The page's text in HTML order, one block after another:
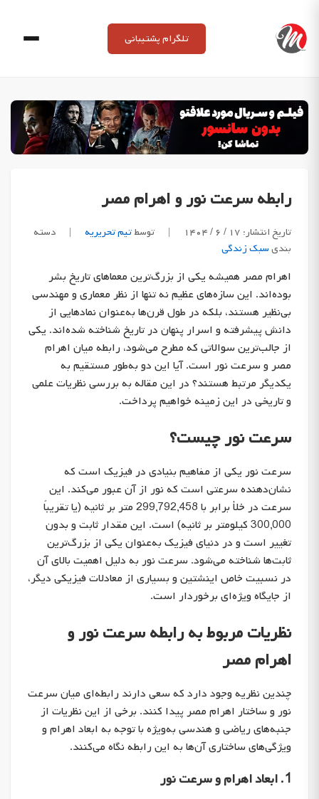
content
تلگرام پشتیبانی
رابطه سرعت نور و اهرام مصر
تاریخ انتشار: ۱۷ / ۶ / ۱۴۰۴ | توسطتیم تحریریه |
دسته
بندیسبک زندگی
اهرام مصر همیشه یکی از بزرگ‌ترین معماهای تاریخ بشر
بوده‌اند. این سازه‌های عظیم نه تنها از نظر معماری و مهندسی
بی‌نظیر هستند، بلکه در طول قرن‌ها به‌عنوان نمادهایی از
دانش پیشرفته و اسرار پنهان در تاریخ شناخته شده‌اند. یکی
از جالب‌ترین سوالاتی که مطرح می‌شود، رابطه میان اهرام
مصر و سرعت نور است. آیا این دو به‌طور مستقیم به
یکدیگر مرتبط هستند؟ در این مقاله به بررسی نظریات علمی
و تاریخی در این زمینه خواهیم پرداخت.
سرعت نور چیست؟
سرعت نور یکی از مفاهیم بنیادی در فیزیک است که
نشان‌دهنده سرعتی است که نور از آن عبور می‌کند. این
سرعت در خلأ برابر با 299,792,458 متر بر ثانیه (یا تقریباً
300,000 کیلومتر بر ثانیه) است. این مقدار ثابت و بدون
تغییر است و در دنیای فیزیک به‌عنوان یکی از بزرگ‌ترین
ثابت‌ها شناخته می‌شود. سرعت نور به دلیل اهمیت بالای آن
در نسبیت خاص اینشتین و بسیاری از معادلات فیزیکی دیگر،
از جایگاه ویژه‌ای برخوردار است.
نظریات مربوط به رابطه سرعت نور و
اهرام مصر
چندین نظریه وجود دارد که سعی دارند رابطه‌ای میان سرعت
نور و ساختار اهرام مصر پیدا کنند. برخی از این نظریات از
جنبه‌های ریاضی و هندسی به‌ویژه با توجه به ابعاد اهرام و
ویژگی‌های ساختاری آن‌ها به این رابطه نگاه می‌کنند.
1. ابعاد اهرام و سرعت نور